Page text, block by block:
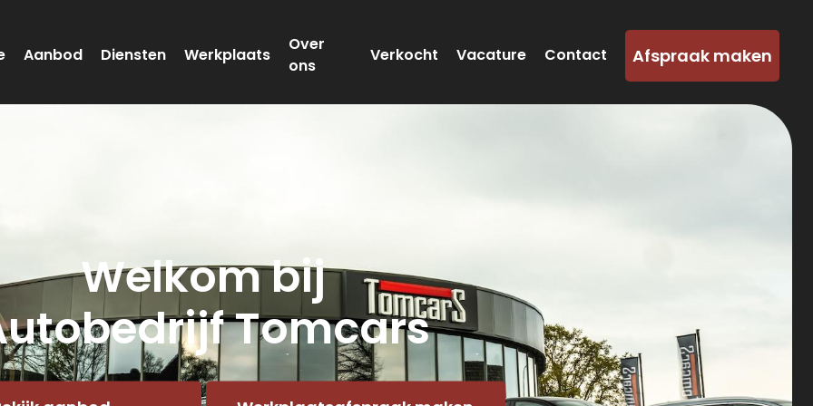
Aanbod Diensten Werkplaats
Over
ons
Verkocht Vacature Contact Afspraak maken
Welkom bij
Tomcars